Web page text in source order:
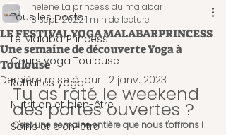
Tous les posts
Le MalabarPrincess
Cours yoga Toulouse
Retraites yoga
Nutrition et bien-être
Soins et bien-être
LE FESTIVAL YOGA MALABARPRINCESS
Une semaine de découverte Yoga à
Toulouse
helene La princess du malabar
8 sept. 20221 min de lecture
Dernière mise à jour : 2 janv. 2023
Tu as raté le weekend
des portes ouvertes ?
C'est une semaine entière que nous t'offrons !